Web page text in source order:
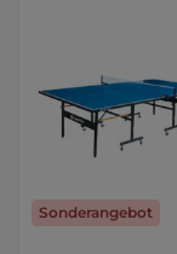
Sonderangebot